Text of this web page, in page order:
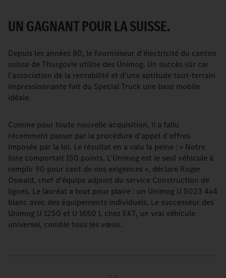
UN GAGNANT POUR LA SUISSE.
Depuis les années 80, le fournisseur d'électricité du canton
suisse de Thurgovie utilise des Unimog. Un succès sûr car
l'association de la rentabilité et d'une aptitude tout-terrain
impressionnante fait du Special Truck une base mobile
idéale.
Comme pour toute nouvelle acquisition, il a fallu
récemment passer par la procédure d'appel d'offres
imposée par la loi. Le résultat en a valu la peine : « Notre
liste comportait 150 points. L'Unimog est le seul véhicule à
remplir 90 pour cent de nos exigences », déclare Roger
Oswald, chef d'équipe adjoint du service Construction de
lignes. Le lauréat a tout pour plaire : un Unimog U 5023 4x4
blanc avec des équipements individuels. Le successeur des
Unimog U 1250 et U 1650 L chez EKT, un vrai véhicule
universel, comble tous les vœux.